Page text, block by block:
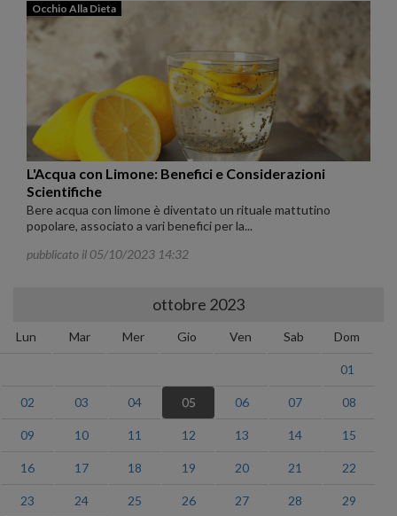
Occhio Alla Dieta
L'Acqua con Limone: Benefici e Considerazioni
Scientifiche
Bere acqua con limone è diventato un rituale mattutino
popolare, associato a vari benefici per la...
pubblicato il 05/10/2023 14:32
ottobre 2023
Lun Mar Mer Gio Ven Sab Dom
01
02 03 04 05 06 07 08
09 10 11 12 13 14 15
16 17 18 19 20 21 22
23 24 25 26 27 28 29